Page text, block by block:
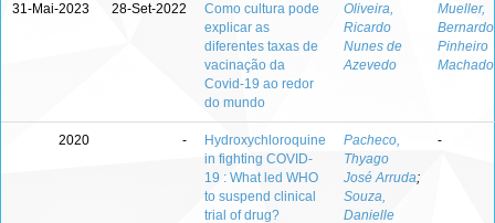
31-Mai-2023 28-Set-2022
Como cultura pode
explicar as
diferentes taxas de
vacinação da
Covid-19 ao redor
do mundo
Oliveira,
Ricardo
Nunes de
Azevedo
Mueller,
Bernardo
Pinheiro
Machado
2020 -
Hydroxychloroquine
in fighting COVID-
19 : What led WHO
to suspend clinical
trial of drug?
Pacheco,
Thyago
José Arruda;
Souza,
Danielle
-